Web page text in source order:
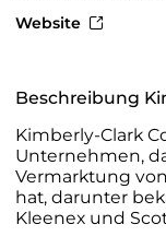
Website
Beschreibung
Kimberly-Clark
Unternehmen,
Vermarktung
hat, darunter
Kleenex und